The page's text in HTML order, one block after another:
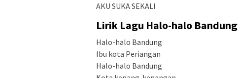
AKU SUKA SEKALI
Lirik Lagu Halo-halo Bandung
Halo-halo Bandung
Ibu kota Periangan
Halo-halo Bandung